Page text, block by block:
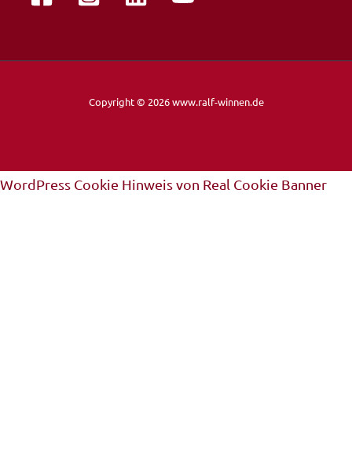
Copyright © 2026 www.ralf-winnen.de
WordPress Cookie Hinweis von Real Cookie Banner